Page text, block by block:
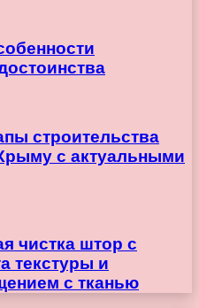
строительства
с актуальными
чистка штор с
текстуры и
с тканью